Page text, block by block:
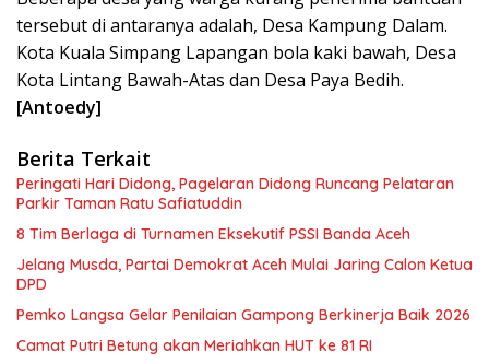
tersebut di antaranya adalah, Desa Kampung Dalam.
Kota Kuala Simpang Lapangan bola kaki bawah, Desa
Kota Lintang Bawah-Atas dan Desa Paya Bedih.
[Antoedy]
Berita Terkait
Peringati Hari Didong, Pagelaran Didong Runcang Pelataran
Parkir Taman Ratu Safiatuddin
8 Tim Berlaga di Turnamen Eksekutif PSSI Banda Aceh
Jelang Musda, Partai Demokrat Aceh Mulai Jaring Calon Ketua
DPD
Pemko Langsa Gelar Penilaian Gampong Berkinerja Baik 2026
Camat Putri Betung akan Meriahkan HUT ke 81 RI